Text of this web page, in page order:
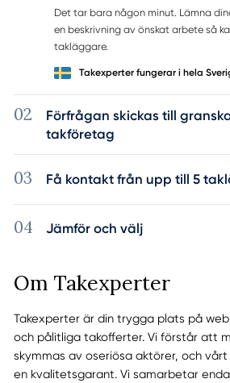
Det tar bara någon minut. Lämna
en beskrivning av önskat arbete så
takläggare.
Takexperter fungerar i hela
02
Förfrågan skickas till
takföretag
03 Få kontakt från upp till 5
04 Jämför och välj
Om Takexperter
Takexperter är din trygga plats på
och pålitliga takofferter. Vi förstår att
skymmas av oseriösa aktörer, och
en kvalitetsgarant. Vi samarbetar